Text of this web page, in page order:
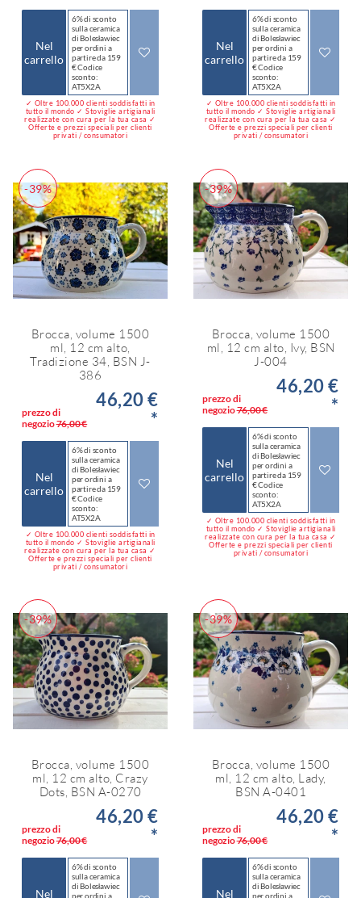
Nel
carrello
6% di sconto
sulla ceramica
di Bolesławiec
per ordini a
partire da 159
€ Codice
sconto:
AT5X2A
✓ Oltre 100.000 clienti soddisfatti in
tutto il mondo ✓ Stoviglie artigianali
realizzate con cura per la tua casa ✓
Offerte e prezzi speciali per clienti
privati / consumatori
Nel
carrello
6% di sconto
sulla ceramica
di Bolesławiec
per ordini a
partire da 159
€ Codice
sconto:
AT5X2A
✓ Oltre 100.000 clienti soddisfatti in
tutto il mondo ✓ Stoviglie artigianali
realizzate con cura per la tua casa ✓
Offerte e prezzi speciali per clienti
privati / consumatori
-39%
Brocca, volume 1500
ml, 12 cm alto,
Tradizione 34, BSN J-
386
prezzo di
negozio76,00 €
46,20 €
*
Nel
carrello
6% di sconto
sulla ceramica
di Bolesławiec
per ordini a
partire da 159
€ Codice
sconto:
AT5X2A
✓ Oltre 100.000 clienti soddisfatti in
tutto il mondo ✓ Stoviglie artigianali
realizzate con cura per la tua casa ✓
Offerte e prezzi speciali per clienti
privati / consumatori
-39%
Brocca, volume 1500
ml, 12 cm alto, Ivy, BSN
J-004
prezzo di
negozio76,00 €
46,20 €
*
Nel
carrello
6% di sconto
sulla ceramica
di Bolesławiec
per ordini a
partire da 159
€ Codice
sconto:
AT5X2A
✓ Oltre 100.000 clienti soddisfatti in
tutto il mondo ✓ Stoviglie artigianali
realizzate con cura per la tua casa ✓
Offerte e prezzi speciali per clienti
privati / consumatori
-39%
Brocca, volume 1500
ml, 12 cm alto, Crazy
Dots, BSN A-0270
prezzo di
negozio76,00 €
46,20 €
*
Nel
6% di sconto
sulla ceramica
di Bolesławiec
per ordini a
-39%
Brocca, volume 1500
ml, 12 cm alto, Lady,
BSN A-0401
prezzo di
negozio76,00 €
46,20 €
*
Nel
6% di sconto
sulla ceramica
di Bolesławiec
per ordini a